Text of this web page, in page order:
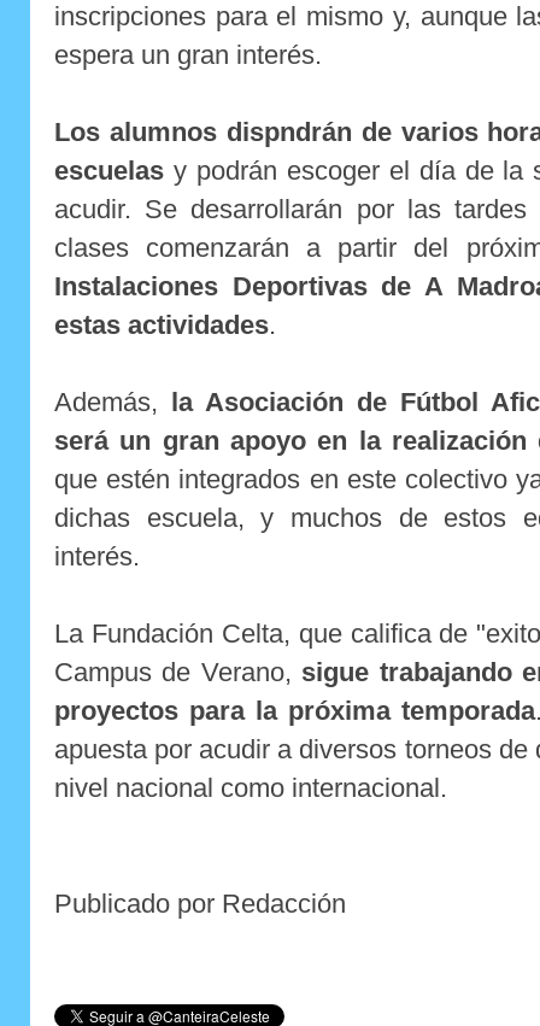
inscripciones para el mismo y, aunque
espera un gran interés.
Los alumnos dispndrán de varios
escuelas y podrán escoger el día de la
acudir. Se desarrollarán por las
clases comenzarán a partir del
Instalaciones Deportivas de A
estas actividades.
Además,
la Asociación de Fútbol
será un gran apoyo en la realización
que estén integrados en este colectivo
dichas escuela, y muchos de estos
interés.
La Fundación Celta, que califica de
Campus de Verano, sigue trabajando
proyectos para la próxima temporada
apuesta por acudir a diversos torneos
nivel nacional como internacional.
Publicado por Redacción